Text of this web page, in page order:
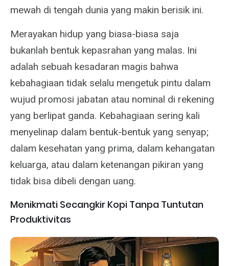
mewah di tengah dunia yang makin berisik ini.
Merayakan hidup yang biasa-biasa saja
bukanlah bentuk kepasrahan yang malas. Ini
adalah sebuah kesadaran magis bahwa
kebahagiaan tidak selalu mengetuk pintu dalam
wujud promosi jabatan atau nominal di rekening
yang berlipat ganda. Kebahagiaan sering kali
menyelinap dalam bentuk-bentuk yang senyap;
dalam kesehatan yang prima, dalam kehangatan
keluarga, atau dalam ketenangan pikiran yang
tidak bisa dibeli dengan uang.
Menikmati Secangkir Kopi Tanpa Tuntutan
Produktivitas